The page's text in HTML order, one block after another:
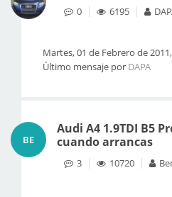
0 6195
Martes, 01 de Febrero de
Último mensaje por DAPA
BE
Audi A4 1.9TDI B5
cuando arrancas
3 10720